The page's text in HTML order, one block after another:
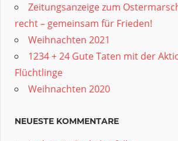
Zeitungsanzeige zum
recht – gemeinsam für Frieden!
Weihnachten 2021
1234 + 24 Gute Taten mit der
Flüchtlinge
Weihnachten 2020
NEUESTE KOMMENTARE